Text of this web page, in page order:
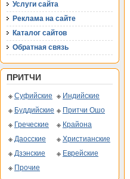
Услуги сайта
Реклама на сайте
Каталог сайтов
Обратная связь
ПРИТЧИ
Суфийские
Индийские
Буддийские
Притчи Ошо
Греческие
Крайона
Даосские
Христианские
Дзэнские
Еврейские
Прочие